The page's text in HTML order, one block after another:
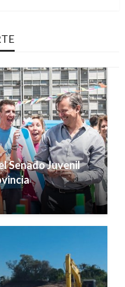
Senado Juvenil